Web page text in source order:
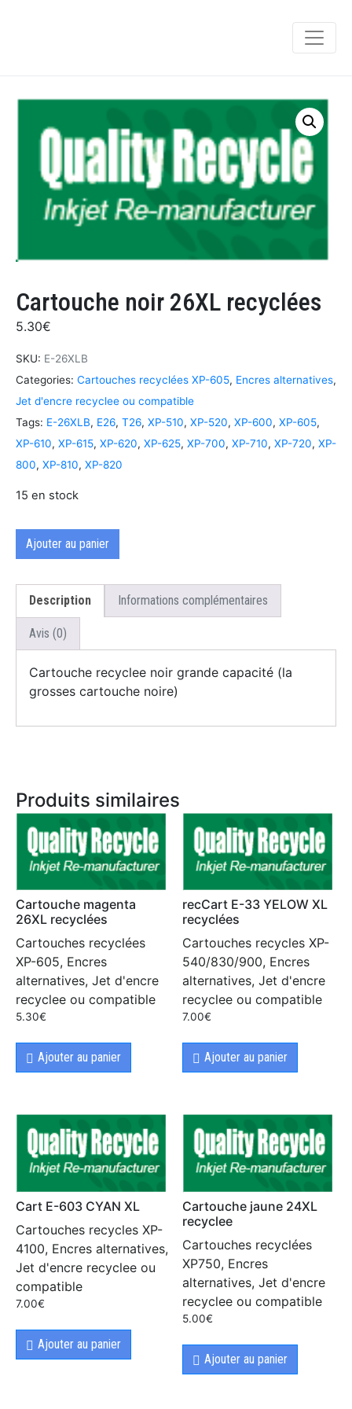
Cartouche noir 26XL recyclées
5.30€
SKU: E-26XLB
Categories: Cartouches recyclées XP-605, Encres alternatives,
Jet d'encre recyclee ou compatible
Tags: E-26XLB, E26, T26, XP-510, XP-520, XP-600, XP-605,
XP-610, XP-615, XP-620, XP-625, XP-700, XP-710, XP-720, XP-
800, XP-810, XP-820
15 en stock
Ajouter au panier
Description Informations complémentaires
Avis (0)
Cartouche recyclee noir grande capacité (la
grosses cartouche noire)
Produits similaires
Cartouche magenta
26XL recyclées
Cartouches recyclées
XP-605, Encres
alternatives, Jet d'encre
recyclee ou compatible
5.30€
Ajouter au panier
recCart E-33 YELOW XL
recyclées
Cartouches recycles XP-
540/830/900, Encres
alternatives, Jet d'encre
recyclee ou compatible
7.00€
Ajouter au panier
Cart E-603 CYAN XL
Cartouches recycles XP-
4100, Encres alternatives,
Jet d'encre recyclee ou
compatible
7.00€
Ajouter au panier
Cartouche jaune 24XL
recyclee
Cartouches recyclées
XP750, Encres
alternatives, Jet d'encre
recyclee ou compatible
5.00€
Ajouter au panier